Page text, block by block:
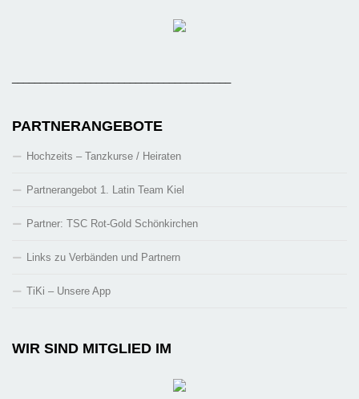
PARTNERANGEBOTE
Hochzeits – Tanzkurse / Heiraten
Partnerangebot 1. Latin Team Kiel
Partner: TSC Rot-Gold Schönkirchen
Links zu Verbänden und Partnern
TiKi – Unsere App
WIR SIND MITGLIED IM